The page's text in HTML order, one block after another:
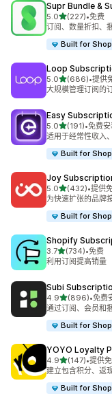
Supr Bundle &
5.0星（满分 5 星）
(227)
总共 227 条评论
•免费
订阅、数量折扣、
Built for
Loop
5.0星（满分 5 星）
(686)
总共 686 条评论
•提供
大规模管理订阅的
Easy
5.0星（满分 5 星）
(191)
总共 191 条评论
•免费
适用于经常性收入
Built for
Joy
5.0星（满分 5 星）
(432)
总共 432 条评论
•提供
为快速扩张的品牌
Built for
Shopify
3.7星（满分 5 星）
(734)
总共 734 条评论
•免费
利用订阅提高销量
Subi
4.9星（满分 5 星）
(896)
总共 896 条评论
•免费
通过订阅、会员和
Built for
YOYO Loyalty
4.9星（满分 5 星）
(147)
总共 147 条评论
•提供
建立包含积分、返
Built for